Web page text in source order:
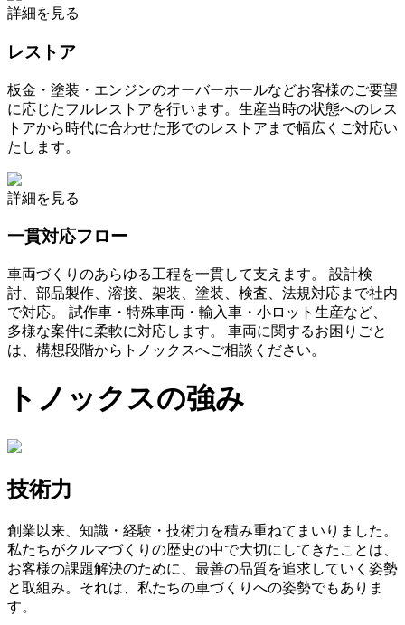
詳細を見る
レストア
板金・塗装・エンジンのオーバーホールなどお客様のご要望
に応じたフルレストアを行います。生産当時の状態へのレス
トアから時代に合わせた形でのレストアまで幅広くご対応い
たします。
詳細を見る
一貫対応フロー
車両づくりのあらゆる工程を一貫して支えます。 設計検
討、部品製作、溶接、架装、塗装、検査、法規対応まで社内
で対応。 試作車・特殊車両・輸入車・小ロット生産など、
多様な案件に柔軟に対応します。 車両に関するお困りごと
は、構想段階からトノックスへご相談ください。
トノックスの強み
技術力
創業以来、知識・経験・技術力を積み重ねてまいりました。
私たちがクルマづくりの歴史の中で大切にしてきたことは、
お客様の課題解決のために、最善の品質を追求していく姿勢
と取組み。それは、私たちの車づくりへの姿勢でもありま
す。